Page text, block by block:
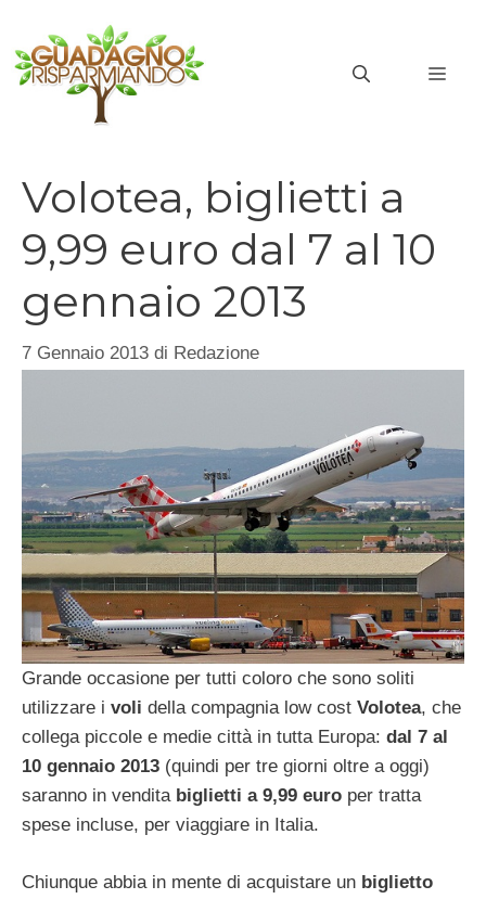
contenuto
Volotea, biglietti a
9,99 euro dal 7 al 10
gennaio 2013
7 Gennaio 2013 di Redazione
Grande occasione per tutti coloro che sono soliti
utilizzare i voli della compagnia low cost Volotea, che
collega piccole e medie città in tutta Europa: dal 7 al
10 gennaio 2013 (quindi per tre giorni oltre a oggi)
saranno in vendita biglietti a 9,99 euro per tratta
spese incluse, per viaggiare in Italia.
Chiunque abbia in mente di acquistare un biglietto